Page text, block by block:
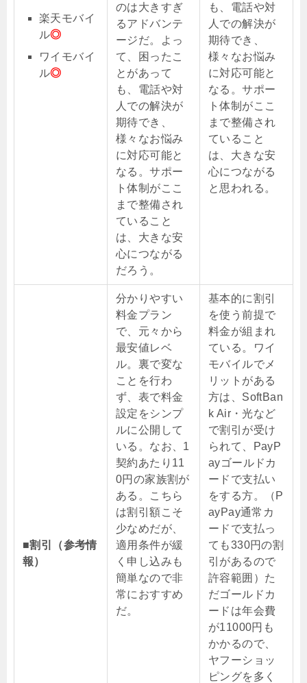
楽天モバイ
ル◎
ワイモバイ
ル◎
のは大きすぎ
るアドバンテ
ージだ。よっ
て、困ったこ
とがあって
も、電話や対
人での解決が
期待でき、
様々なお悩み
に対応可能と
なる。サポー
ト体制がここ
まで整備され
ていること
は、大きな安
心につながる
だろう。
も、電話や対
人での解決が
期待でき、
様々なお悩み
に対応可能と
なる。サポー
ト体制がここ
まで整備され
ていること
は、大きな安
心につながる
と思われる。
■割引（参考情
報）
分かりやすい
料金プラン
で、元々から
最安値レベ
ル。裏で変な
ことを行わ
ず、表で料金
設定をシンプ
ルに公開して
いる。なお、1
契約あたり11
0円の家族割が
ある。こちら
は割引額こそ
少なめだが、
適用条件が緩
く申し込みも
簡単なので非
常におすすめ
だ。
基本的に割引
を使う前提で
料金が組まれ
ている。ワイ
モバイルでメ
リットがある
方は、SoftBan
k Air・光など
で割引が受け
られて、PayP
ayゴールドカ
ードで支払い
をする方。（P
ayPay通常カ
ードで支払っ
ても330円の割
引があるので
許容範囲）た
だゴールドカ
ードは年会費
が11000円も
かかるので、
ヤフーショッ
ピングを多く